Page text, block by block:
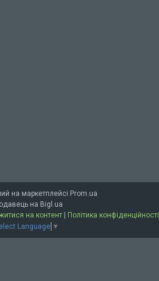
на маркетплейсі Prom.ua
на Bigl.ua
на контент
Політика конфіденційності
Language ▼